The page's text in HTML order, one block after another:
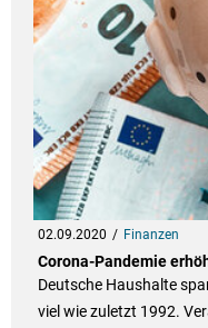
02.09.2020 Finanzen
Corona-Pandemie
Deutsche Haushalte
viel wie zuletzt 1992.